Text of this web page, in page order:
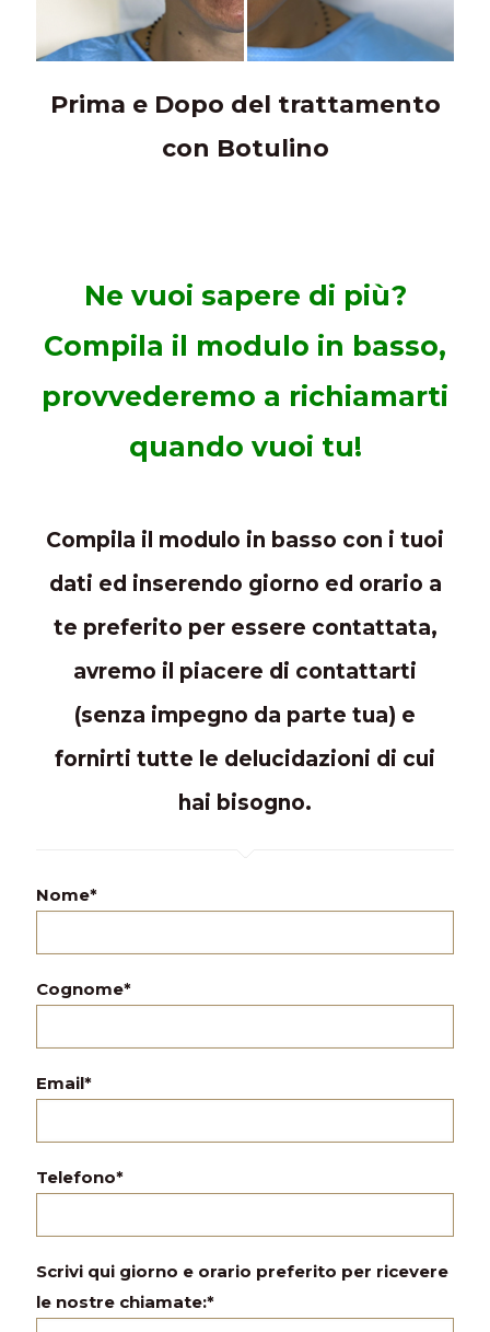
Prima e Dopo del trattamento
con Botulino
Ne vuoi sapere di più?
Compila il modulo in basso,
provvederemo a richiamarti
quando vuoi tu!
Compila il modulo in basso con i tuoi
dati ed inserendo giorno ed orario a
te preferito per essere contattata,
avremo il piacere di contattarti
(senza impegno da parte tua) e
fornirti tutte le delucidazioni di cui
hai bisogno.
Nome*
Cognome*
Email*
Telefono*
Scrivi qui giorno e orario preferito per ricevere
le nostre chiamate:*